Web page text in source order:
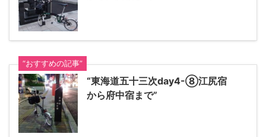
“おすすめの記事”
“東海道五十三次day4-⑧江尻宿
から府中宿まで”